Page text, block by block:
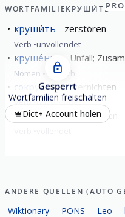
WORTFAMILIEКРУШИ́ТЬPRO
круши́ть zerstören
Verb unvollendet
круше́ние Unfall;
Nomen sächlich
сокруша́ть vernichten
Verb unvollendet
сокруши́ть vernichten
Gesperrt
Wortfamilien freischalten
Dict+ Account holen
ANDERE QUELLEN (AUTO
Wiktionary PONS Leo